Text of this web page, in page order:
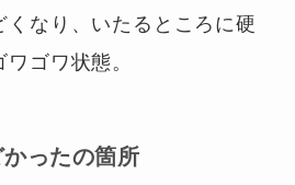
くなり、いたるところに硬
ゴワ状態。
ったの箇所